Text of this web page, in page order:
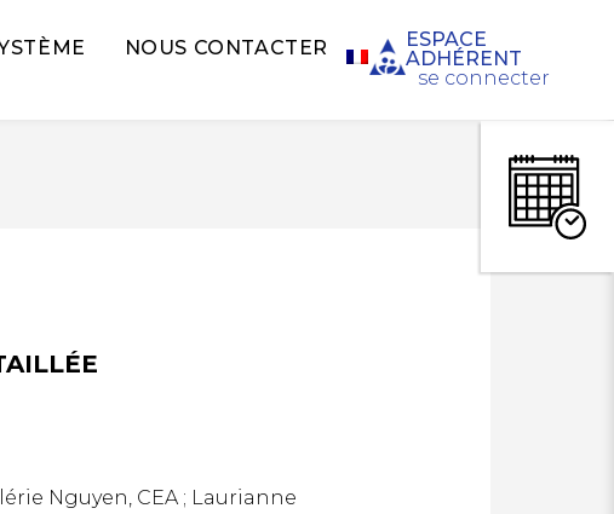
NOUS CONTACTER
ESPACE
ADHÉRENT
se connecter
Nguyen, CEA ; Laurianne